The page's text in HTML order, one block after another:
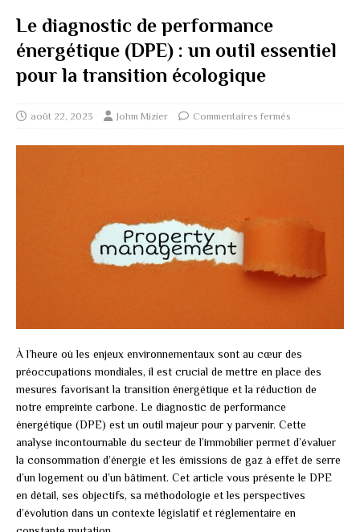
Le diagnostic de performance
énergétique (DPE) : un outil essentiel
pour la transition écologique
août 22, 2023 Johm Mizier Commentaires fermés
À l’heure où les enjeux environnementaux sont au cœur des
préoccupations mondiales, il est crucial de mettre en place des
mesures favorisant la transition énergétique et la réduction de
notre empreinte carbone. Le diagnostic de performance
énergétique (DPE) est un outil majeur pour y parvenir. Cette
analyse incontournable du secteur de l’immobilier permet d’évaluer
la consommation d’énergie et les émissions de gaz à effet de serre
d’un logement ou d’un bâtiment. Cet article vous présente le DPE
en détail, ses objectifs, sa méthodologie et les perspectives
d’évolution dans un contexte législatif et réglementaire en